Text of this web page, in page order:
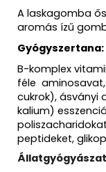
A laskagomba
aromás ízű
Gyógyszertana:
B-komplex
féle
cukrok), ásványi
kalium)
peptideket,